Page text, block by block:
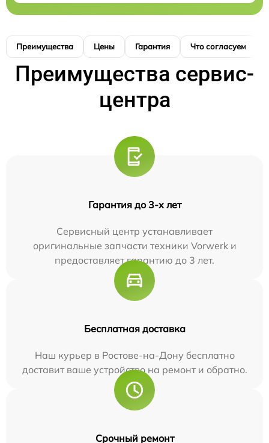
Преимущества Цены Гарантия Что согласуем
Преимущества сервис-
центра
Гарантия до 3-х лет
Сервисный центр устанавливает
оригинальные запчасти техники Vorwerk и
предоставляет гарантию до 3 лет.
Бесплатная доставка
Наш курьер в Ростове-на-Дону бесплатно
доставит ваше устройство на ремонт и обратно.
Срочный ремонт